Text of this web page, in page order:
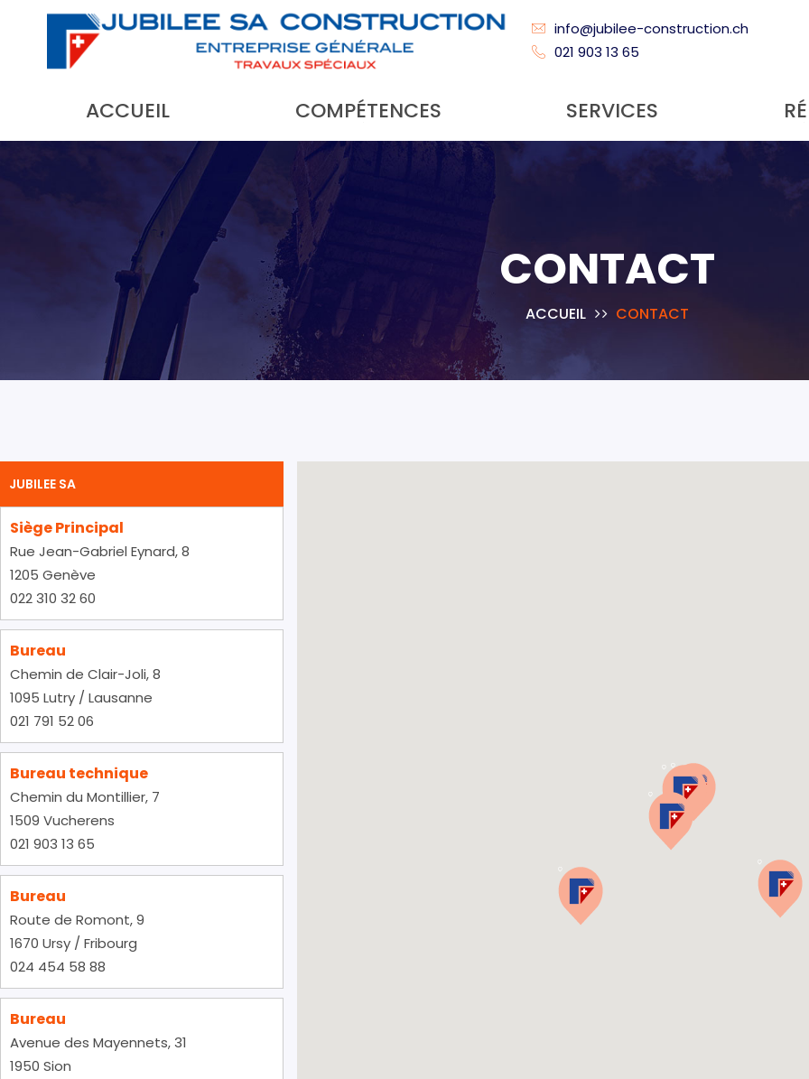
info@jubilee-construction.ch
021 903 13 65
ACCUEIL COMPÉTENCES SERVICES
CONTACT
ACCUEIL CONTACT
JUBILEE SA
Siège Principal
Rue Jean-Gabriel Eynard, 8
1205 Genève
022 310 32 60
Bureau
Chemin de Clair-Joli, 8
1095 Lutry / Lausanne
021 791 52 06
Bureau technique
Chemin du Montillier, 7
1509 Vucherens
021 903 13 65
Bureau
Route de Romont, 9
1670 Ursy / Fribourg
024 454 58 88
Bureau
Avenue des Mayennets, 31
1950 Sion